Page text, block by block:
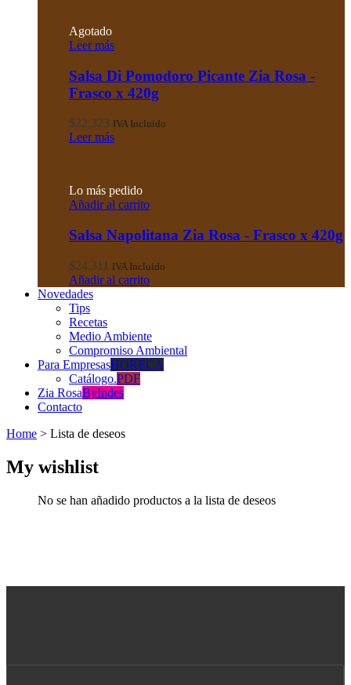
Agotado
Leer más
Salsa Di Pomodoro Picante Zia Rosa -
Frasco x 420g
$22,323 IVA Incluido
Leer más
Lo más pedido
Añadir al carrito
Salsa Napolitana Zia Rosa - Frasco x 420g
$24,311 IVA Incluido
Añadir al carrito
Novedades
Tips
Recetas
Medio Ambiente
Compromiso Ambiental
Para EmpresasHORECA
Catálogo.PDF
Zia RosaByIndes
Contacto
Home > Lista de deseos
My wishlist
No se han añadido productos a la lista de deseos